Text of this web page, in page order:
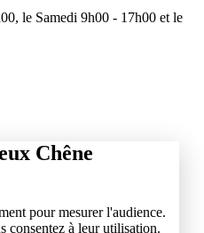
le Samedi 9h00 - 17h00 et le
Chêne
pour mesurer l'audience.
consentez à leur utilisation.